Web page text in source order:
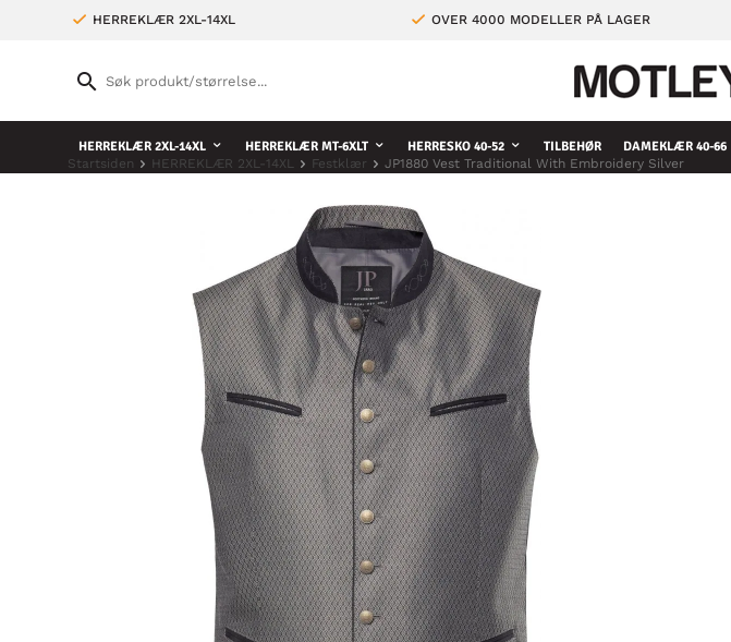
HERREKLÆR 2XL-14XL OVER 4000 MODELLER PÅ LAGER
HERREKLÆR 2XL-14XL HERREKLÆR MT-6XLT HERRESKO 40-52 TILBEHØR DAMEKLÆR 40-66
Startsiden HERREKLÆR 2XL-14XL Festklær JP1880 Vest Traditional With Embroidery Silver